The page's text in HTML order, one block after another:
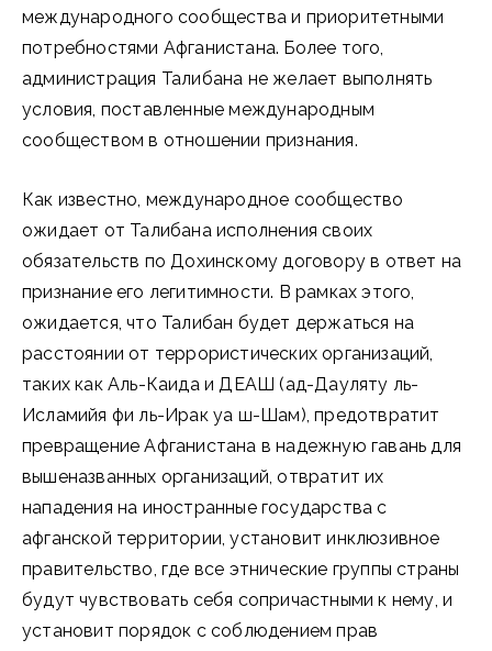
международного сообщества и приоритетными
потребностями Афганистана. Более того,
администрация Талибана не желает выполнять
условия, поставленные международным
сообществом в отношении признания.
Как известно, международное сообщество
ожидает от Талибана исполнения своих
обязательств по Дохинскому договору в ответ на
признание его легитимности. В рамках этого,
ожидается, что Талибан будет держаться на
расстоянии от террористических организаций,
таких как Аль-Каида и ДЕАШ (ад-Дауляту ль-
Исламийя фи ль-Ирак уа ш-Шам), предотвратит
превращение Афганистана в надежную гавань для
вышеназванных организаций, отвратит их
нападения на иностранные государства с
афганской территории, установит инклюзивное
правительство, где все этнические группы страны
будут чувствовать себя сопричастными к нему, и
установит порядок с соблюдением прав